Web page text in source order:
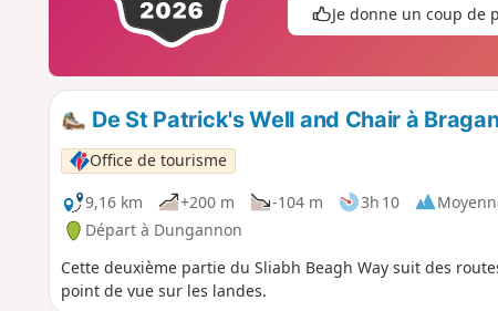
Je donne un coup de
De St Patrick's Well and Chair à
Office de tourisme
9,16 km
+200 m -104 m 3h 10
Départ à Dungannon
Cette deuxième partie du Sliabh Beagh Way suit des
point de vue sur les landes.